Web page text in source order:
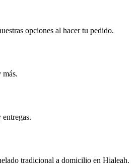
opciones al hacer tu pedido.
más.
tradicional a domicilio en Hialeah.